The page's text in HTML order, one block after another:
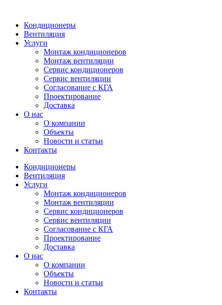
Кондиционеры
Вентиляция
Услуги
Монтаж кондиционеров
Монтаж вентиляции
Сервис кондиционеров
Сервис вентиляции
Согласование с КГА
Проектирование
Доставка
О нас
О компании
Объекты
Новости и статьи
Контакты
Кондиционеры
Вентиляция
Услуги
Монтаж кондиционеров
Монтаж вентиляции
Сервис кондиционеров
Сервис вентиляции
Согласование с КГА
Проектирование
Доставка
О нас
О компании
Объекты
Новости и статьи
Контакты